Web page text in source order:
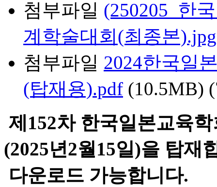
첨부파일 (250205_한
계학술대회(최종본).jpg
첨부파일 2024한국일
(탑재용).pdf (10.5MB)
제152차 한국일본교육
(2025년2월15일)을 탑재
다운로드 가능합니다.